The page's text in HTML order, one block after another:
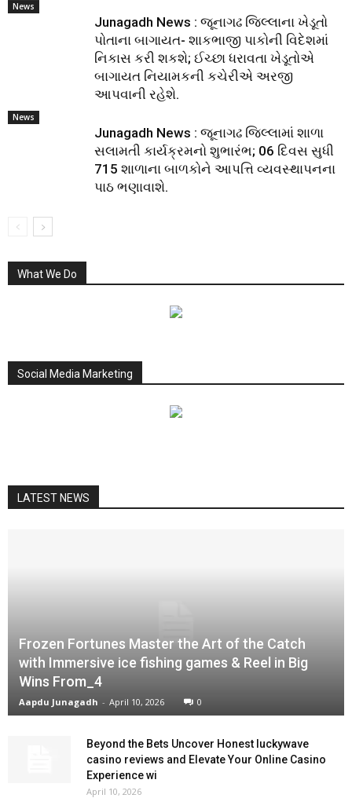
News
Junagadh News : જૂનાગઢ જિલ્લાના ખેડૂતો
પોતાના બાગાયત- શાકભાજી પાકોની વિદેશમાં
નિકાસ કરી શકશે; ઈચ્છા ધરાવતા ખેડૂતોએ
બાગાયત નિયામકની કચેરીએ અરજી
આપવાની રહેશે.
News
Junagadh News : જૂનાગઢ જિલ્લામાં શાળા
સલામતી કાર્યક્રમનો શુભારંભ; 06 દિવસ સુધી
715 શાળાના બાળકોને આપત્તિ વ્યવસ્થાપનના
પાઠ ભણાવાશે.
What We Do
Social Media Marketing
LATEST NEWS
Frozen Fortunes Master the Art of the Catch
with Immersive ice fishing games & Reel in Big
Wins From_4
Aapdu Junagadh - April 10, 2026 0
Beyond the Bets Uncover Honest luckywave
casino reviews and Elevate Your Online Casino
Experience wi
April 10, 2026